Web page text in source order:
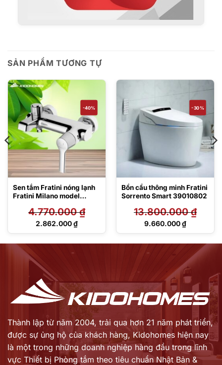
SẢN PHẨM TƯƠNG TỰ
-40%
Sen tắm Fratini nóng lạnh
Fratini Milano model
4.770.000₫
Giá
2.862.000₫
Giá
-30%
Bồn cầu thông minh Fratini
Sorrento Smart 39010802
13.800.000₫
Giá
13.800.000 ₫.
9.660.000₫
Giá
9.660.000 ₫.
Thành lập từ năm 2004, trải qua hơn 21 năm phát triển,
được sự ủng hộ của khách hàng, Kidohomes hiện nay
là một trong những doanh nghiệp hàng đầu trong lĩnh
vực Thiết bị Phòng tắm theo tiêu chuẩn Nhật Bản &